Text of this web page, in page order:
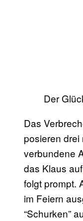
Der
Das
posieren
verbundene
das Klaus auf
folgt prompt.
im Feiern
“Schurken”